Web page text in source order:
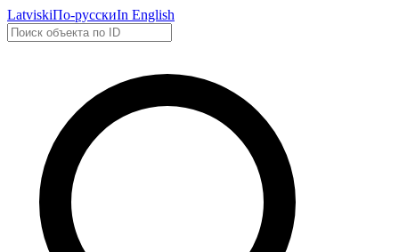
LatviskiПо-русскиIn English